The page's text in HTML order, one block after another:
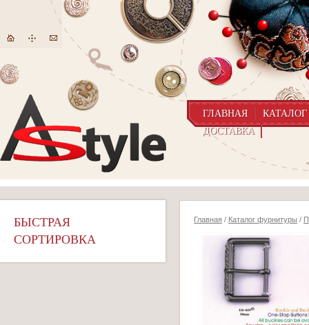
ГЛАВНАЯ
КАТАЛОГ
ДОСТАВКА
БЫСТРАЯ
СОРТИРОВКА
Главная / Каталог фурнитуры /